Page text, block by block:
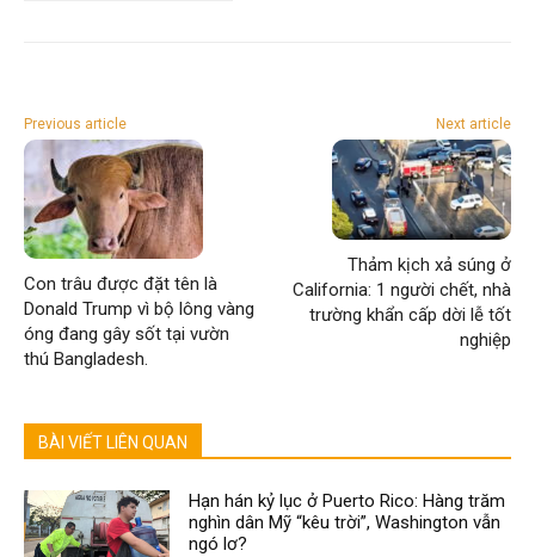
Previous article
Con trâu được đặt tên là
Donald Trump vì bộ lông vàng
óng đang gây sốt tại vườn
thú Bangladesh.
Next article
Thảm kịch xả súng ở
California: 1 người chết, nhà
trường khẩn cấp dời lễ tốt
nghiệp
BÀI VIẾT LIÊN QUAN
Hạn hán kỷ lục ở Puerto Rico: Hàng trăm
nghìn dân Mỹ “kêu trời”, Washington vẫn
ngó lơ?